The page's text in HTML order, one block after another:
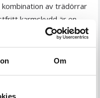
Om
av trädörrar
karmskydd är en
med en träkarm ge
med trälösningar.
dörryta önskas kan